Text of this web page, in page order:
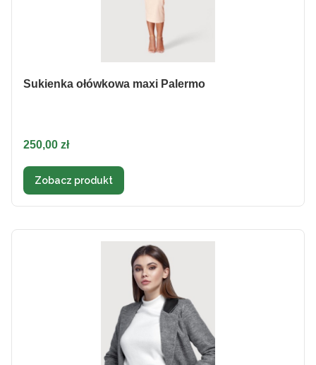
Sukienka ołówkowa maxi Palermo
Cena
250,00 zł
Zobacz produkt